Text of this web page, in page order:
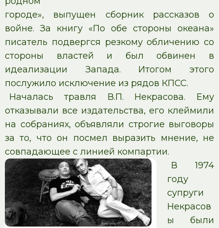
городе», выпущен сборник рассказов о
войне. За книгу «По обе стороны океана»
писатель подвергся резкому обличению со
стороны властей и был обвинен в
идеализации Запада. Итогом этого
послужило исключение из рядов КПСС.
Началась травля В.П. Некрасова. Ему
отказывали все издательства, его клеймили
на собраниях, объявляли строгие выговоры
за то, что он посмел выразить мнение, не
совпадающее с линией компартии.
В 1974
году
супруги
Некрасов
ы были